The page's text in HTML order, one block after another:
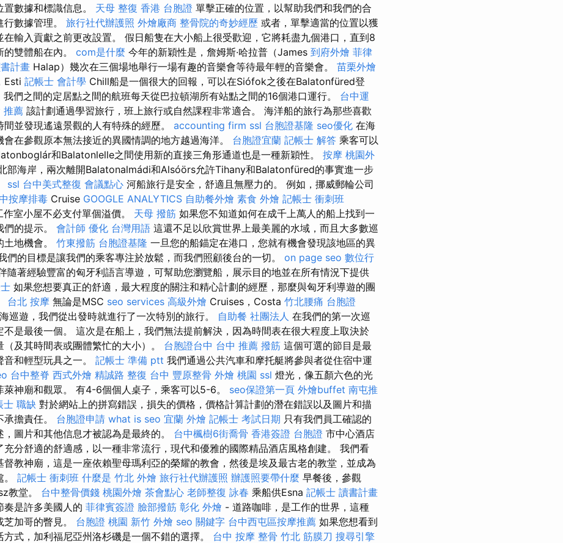
數據和標識信息。 天母 整復 香港 台胞證 單擊正確的位置，以幫助我們和我們的合
數據管理。 旅行社代辦護照 外燴廠商 整骨院的奇妙經歷 或者，單擊適當的位置以獲
在輸入貢獻之前更改設置。 假日船隻在大小船上很受歡迎，它將耗盡九個港口，直到8
的雙體船在內。 com是什麼 今年的新穎性是，詹姆斯·哈拉普（James 到府外燴 菲律
計畫 Halap）幾次在三個場地舉行一場有趣的音樂會等待最年輕的音樂會。 苗栗外燴
Esti 記帳士 會計學 Chill船是一個很大的回報，可以在Siófok之後在Balatonfüred登
我們之間的定居點之間的航班每天從巴拉頓湖所有站點之間的16個港口運行。 台中運
推薦 該計劃通過學習旅行，班上旅行或自然課程非常適合。 海洋船的旅行為那些喜歡
並發現遙遠景觀的人有特殊的經歷。 accounting firm ssl 台胞證基隆 seo優化 在海
在參觀原本無法接近的異國情調的地方越過海洋。 台胞證宜蘭 記帳士 解答 乘客可以
和Balatonlelle之間使用新的直接三角形通道也是一種新穎性。 按摩 桃園外
部海岸，兩次離開Balatonalmádi和Alsóörs允許Tihany和Balatonfüred的事實進一步
ssl 台中美式整復 會議點心 河船旅行是安全，舒適且無壓力的。 例如，挪威郵輪公司
按摩排毒 Cruise GOOGLE ANALYTICS 自助餐外燴 素食 外燴 記帳士 衝刺班
室小屋不必支付單個溢價。 天母 撥筋 如果您不知道如何在成千上萬人的船上找到一
的提示。 會計師 優化 台灣用語 這還不足以欣賞世界上最美麗的水域，而且大多數巡
地機會。 竹東撥筋 台胞證基隆 一旦您的船錨定在港口，您就有機會發現該地區的異
們的目標是讓我們的乘客專注於放鬆，而我們照顧後台的一切。 on page seo 數位行
隨著經驗豐富的匈牙利語言導遊，可幫助您瀏覽船，展示目的地並在所有情況下提供
如果您想要真正的舒適，最大程度的關注和精心計劃的經歷，那麼與匈牙利導遊的團
台北 按摩 無論是MSC seo services 高級外燴 Cruises，Costa 竹北腰痛 台胞證
巡遊，我們從出發時就進行了一次特別的旅行。 自助餐 社團法人 在我們的第一次巡
不是最後一個。 這次是在船上，我們無法提前解決，因為時間表在很大程度上取決於
及其時間表或團體繁忙的大小）。 台胞證台中 台中 推薦 撥筋 這個可選的節目是最
和輕型玩具之一。 記帳士 準備 ptt 我們通過公共汽車和摩托艇將參與者從住宿中運
台中整脊 西式外燴 精誠路 整復 台中 豐原整骨 外燴 桃園 ssl 燈光，像五顏六色的光
萊神廟和觀眾。 有4-6個個人桌子，乘客可以5-6。 seo保證第一頁 外燴buffet 南屯推
士 職缺 對於網站上的拼寫錯誤，損失的價格，價格計算計劃的潛在錯誤以及圖片和描
擔責任。 台胞證申請 what is seo 宜蘭 外燴 記帳士 考試日期 只有我們員工確認的
圖片和其他信息才被認為是最終的。 台中楓樹6街喬骨 香港簽證 台胞證 市中心酒店
充分舒適的舒適感，以一種非常流行，現代和優雅的國際精品酒店風格創建。 我們看
督教神廟，這是一座依賴聖母瑪利亞的榮耀的教會，然後是埃及最古老的教堂，並成為
記帳士 衝刺班 什麼是 竹北 外燴 旅行社代辦護照 辦護照要帶什麼 早餐後，參觀
教堂。 台中整骨價錢 桃園外燴 茶會點心 老師整復 詠春 乘船供Esna 記帳士 讀書計畫
是許多美國人的 菲律賓簽證 臉部撥筋 彰化 外燴 - 道路咖啡，是工作的世界，這種
加哥的瞥見。 台胞證 桃園 新竹 外燴 seo 關鍵字 台中西屯區按摩推薦 如果您想看到
式，加利福尼亞州洛杉磯是一個不錯的選擇。 台中 按摩 整骨 竹北 筋膜刀 搜尋引擎